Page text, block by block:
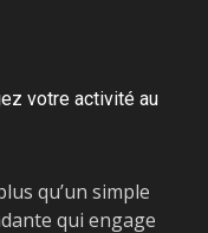
votre activité au
qu’un simple
qui engage